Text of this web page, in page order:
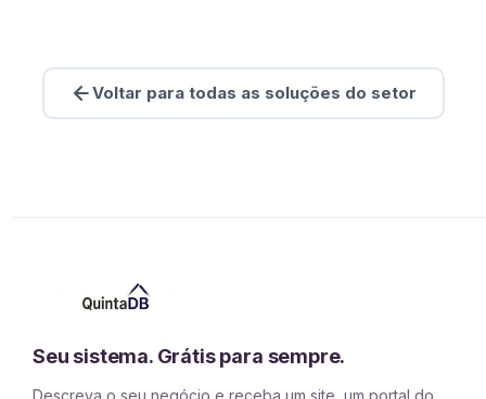
Voltar para todas as soluções do setor
Seu sistema. Grátis para sempre.
Descreva o seu negócio e receba um site, um portal do